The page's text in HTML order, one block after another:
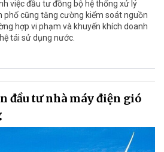
việc đầu tư đồng bộ hệ thống xử lý
cũng tăng cường kiểm soát nguồn
hợp vi phạm và khuyến khích doanh
tái sử dụng nước.
đầu tư nhà máy điện gió